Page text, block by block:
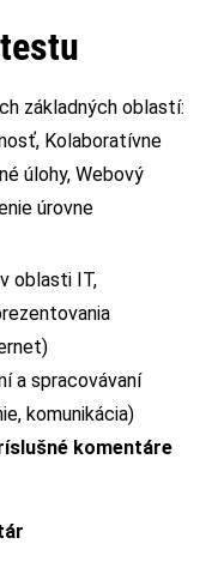
základných oblastí:
Kolaboratívne
úlohy, Webový
úrovne
oblasti IT,
a spracovávaní
komunikácia)
komentáre